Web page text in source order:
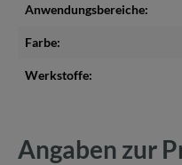
Anwendungsbereiche:
Farbe:
Werkstoffe:
Angaben zur